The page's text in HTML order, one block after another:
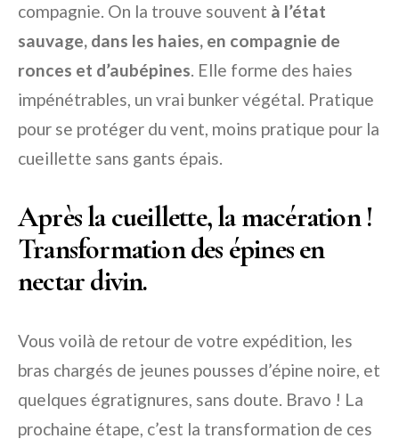
compagnie. On la trouve souvent à l’état
sauvage, dans les haies, en compagnie de
ronces et d’aubépines. Elle forme des haies
impénétrables, un vrai bunker végétal. Pratique
pour se protéger du vent, moins pratique pour la
cueillette sans gants épais.
Après la cueillette, la macération !
Transformation des épines en
nectar divin.
Vous voilà de retour de votre expédition, les
bras chargés de jeunes pousses d’épine noire, et
quelques égratignures, sans doute. Bravo ! La
prochaine étape, c’est la transformation de ces